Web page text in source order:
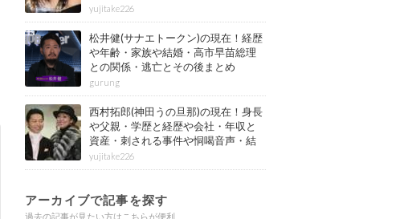
yujitake226
松井健(サナエトークン)の現在！経歴
や年齢・家族や結婚・高市早苗総理
との関係・逃亡とその後まとめ
gurung
西村拓郎(神田うの旦那)の現在！身長
や父親・学歴と経歴や会社・年収と
資産・刺される事件や恫喝音声・結
婚と子供や自宅・脳梗塞の病気もま
とめ
yujitake226
アーカイブで記事を探す
過去の記事が見たい方はこちらが便利